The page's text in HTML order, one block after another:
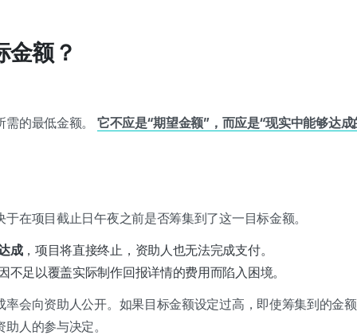
金额？
的最低金额。 它不应是“期望金额”，而应是“现实中能够达成
在项目截止日午夜之前是否筹集到了这一目标金额。
成，项目将直接终止，资助人也无法完成支付。
不足以覆盖实际制作回报详情的费用而陷入困境。
率会向资助人公开。如果目标金额设定过高，即使筹集到的金
人的参与决定。